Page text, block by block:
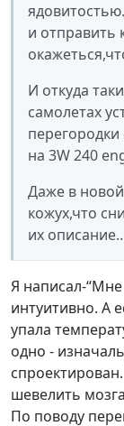
и отправить
И откуда
самолетах
на 3W 240
Даже в
кожух,что
их
Я написал-“Мне
интуитивно. А
упала
одно -
шевелить
По поводу